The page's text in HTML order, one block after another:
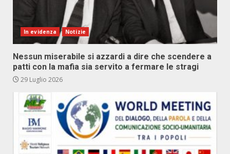
In evidenza Notizie
Nessun miserabile si azzardi a dire che scendere a
patti con la mafia sia servito a fermare le stragi
29 Luglio 2026